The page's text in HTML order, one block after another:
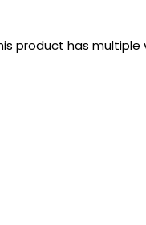
product has